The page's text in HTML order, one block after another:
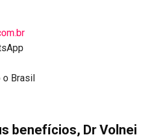
o Brasil
benefícios, Dr Volnei